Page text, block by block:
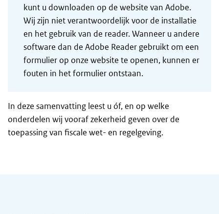
kunt u downloaden op de website van Adobe.
Wij zijn niet verantwoordelijk voor de installatie
en het gebruik van de reader. Wanneer u andere
software dan de Adobe Reader gebruikt om een
formulier op onze website te openen, kunnen er
fouten in het formulier ontstaan.
In deze samenvatting leest u óf, en op welke
onderdelen wij vooraf zekerheid geven over de
toepassing van fiscale wet- en regelgeving.